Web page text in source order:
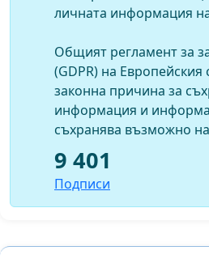
Линкове към материали,
случая:
Нова ТВ
БНТ
Господари на Ефира
Vesti.bg
Pik.bg
"Будна Варна"
ТВ "Черно Море"
Нова ТВ - втори репортаж
Blitz.bg
личната информация
Общият регламент за
(GDPR) на Европейския
законна причина за
информация и
съхранява възможно
9 401
Подписи